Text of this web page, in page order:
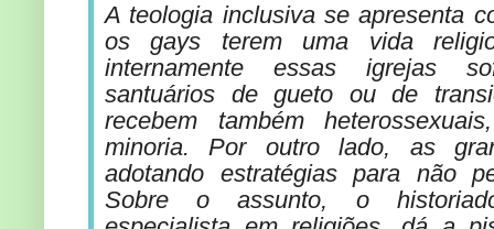
A teologia inclusiva se apresenta
os gays terem uma vida
internamente essas igrejas
santuários de gueto ou de
recebem também
minoria. Por outro lado, as
adotando estratégias para não
Sobre o assunto, o